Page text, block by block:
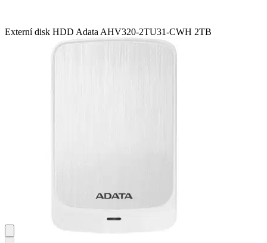
Externí disk HDD Adata AHV320-2TU31-CWH 2TB